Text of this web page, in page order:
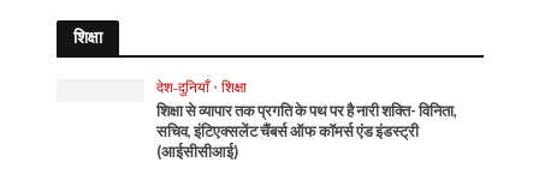
शिक्षा
देश-दुनियाँ • शिक्षा
शिक्षा से व्यापार तक प्रगति के पथ पर है नारी शक्ति- विनिता,
सचिव, इंटिएक्सलेंट चैंबर्स ऑफ कॉमर्स एंड इंडस्ट्री
(आईसीसीआई)